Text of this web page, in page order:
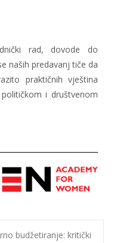
rad, dovode do
naših predavanj tiče da
praktičnih vještina
i društvenom
budžetiranje: kritički